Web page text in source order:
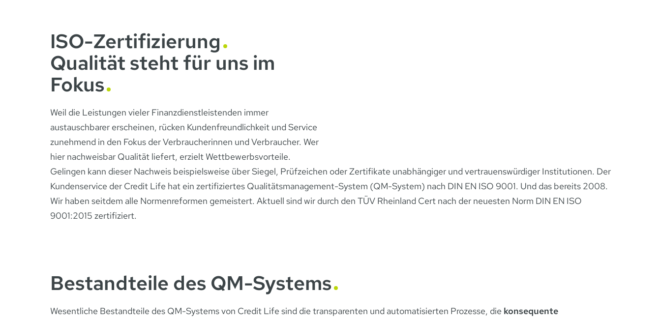
ISO-Zertifizierung
Qualität steht für uns im
Fokus
Weil die Leistungen vieler Finanzdienstleistenden immer
austauschbarer erscheinen, rücken Kundenfreundlichkeit und Service
zunehmend in den Fokus der Verbraucherinnen und Verbraucher. Wer
hier nachweisbar Qualität liefert, erzielt Wettbewerbsvorteile.
Gelingen kann dieser Nachweis beispielsweise über Siegel, Prüfzeichen oder Zertifikate unabhängiger und vertrauenswürdiger Institutionen. Der
Kundenservice der Credit Life hat ein zertifiziertes Qualitätsmanagement-System (QM-System) nach DIN EN ISO 9001. Und das bereits 2008.
Wir haben seitdem alle Normenreformen gemeistert. Aktuell sind wir durch den TÜV Rheinland Cert nach der neuesten Norm DIN EN ISO
9001:2015 zertifiziert.
Bestandteile des QM-Systems
Wesentliche Bestandteile des QM-Systems von Credit Life sind die transparenten und automatisierten Prozesse, die konsequente